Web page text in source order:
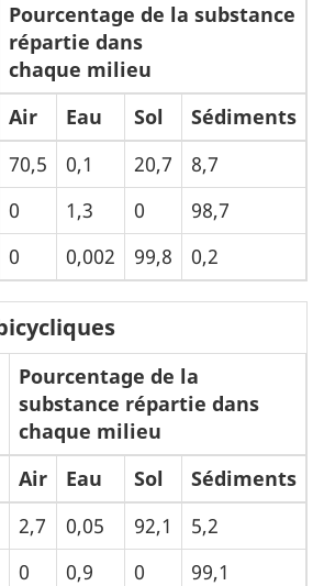
Pourcentage de la substance
répartie dans
chaque milieu
Air Eau Sol
Sédiments
70,5 0,1 20,7
8,7
0 1,3 0
98,7
0 0,002 99,8 0,2
Pourcentage de la
substance répartie dans
chaque milieu
Air Eau Sol
Sédiments
2,7 0,05 92,1
5,2
0 0,9 0
99,1